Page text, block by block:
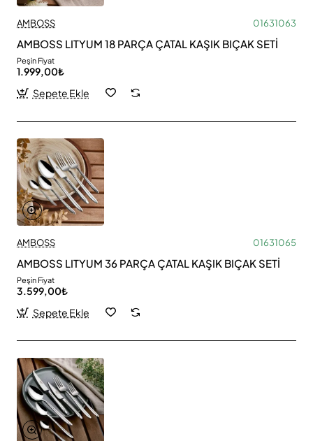
AMBOSS 01631063
AMBOSS LITYUM 18 PARÇA ÇATAL KAŞIK BIÇAK SETİ
Peşin Fiyat
1.999,00₺
Sepete Ekle
AMBOSS 01631065
AMBOSS LITYUM 36 PARÇA ÇATAL KAŞIK BIÇAK SETİ
Peşin Fiyat
3.599,00₺
Sepete Ekle